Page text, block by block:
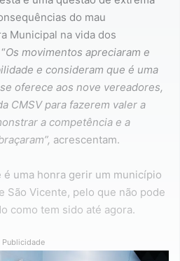
do mau
Municipal na vida dos
Os movimentos apreciaram e
e consideram que é uma
oferece aos nove vereadores,
CMSV para fazerem valer a
a competência e a
acrescentam.
uma honra gerir um município
São Vicente, pelo que não pode
como tem sido até agora.
Publicidade